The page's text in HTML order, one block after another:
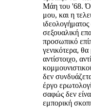
Μάη του '68.
μου, και η
σεξουαλική
προσωπικό
γενικότερα, θα
αντίστοιχο,
δεν
έργο
σαφώς δεν
εμπορική